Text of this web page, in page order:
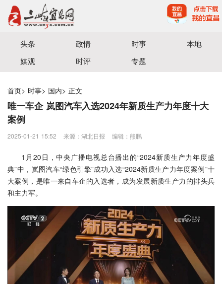
宜昌三峡融媒体中心主办
头条 政情 时事
本地
媒观
时评 专题
首页> 时事> 国内> 正文
唯一车企 岚图汽车入选2024年新质生产力年度十大
案例
2025-01-21 15:52 来源：湖北日报 编辑：熊鹏
1月20日，中央广播电视总台播出的“2024新质生产力年度盛
典”中，岚图汽车“绿色引擎”成功入选“2024新质生产力年度案例”十
大案例，是唯一来自车企的入选者，成为发展新质生产力的排头兵
和主力军。